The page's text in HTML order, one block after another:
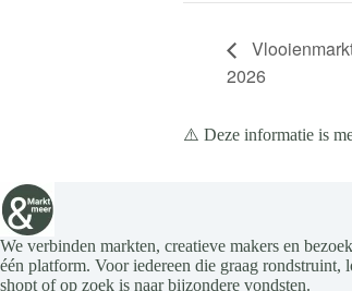
2026
⚠️ Deze informatie is
We verbinden markten, creatieve makers en
één platform. Voor iedereen die graag rondstruint,
shopt of op zoek is naar bijzondere vondsten.